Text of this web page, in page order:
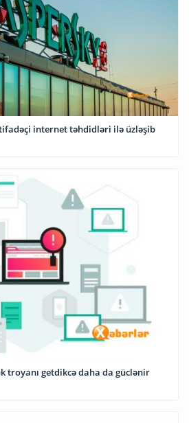
internet təhdidləri ilə üzləşib
troyanı getdikcə daha da güclənir